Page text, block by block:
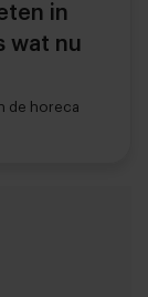
in
wat nu
de horeca